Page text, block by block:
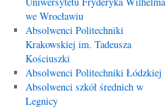
we Wrocławiu
Absolwenci Politechniki
Krakowskiej im. Tadeusza
Kościuszki
Absolwenci Politechniki Łódzkiej
Absolwenci szkół średnich w
Legnicy